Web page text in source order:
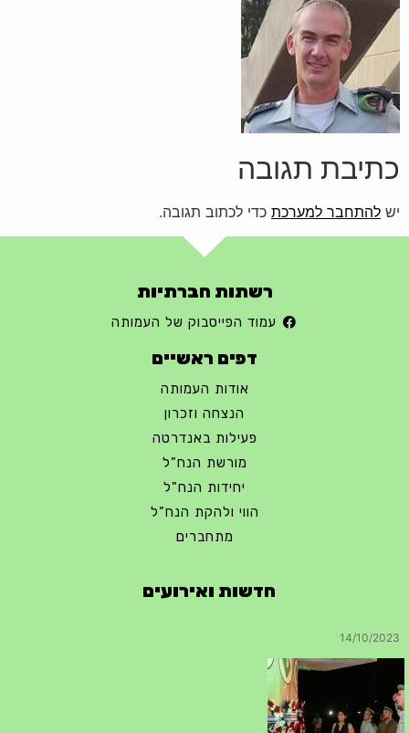
כתיבת תגובה
יש להתחבר למערכת כדי לכתוב תגובה.
רשתות חברתיות
עמוד הפייסבוק של העמותה
דפים ראשיים
אודות העמותה
הנצחה וזכרון
פעילות באנדרטה
מורשת הנח"ל
יחידות הנח"ל
הווי ולהקת הנח"ל
מתחברים
חדשות ואירועים